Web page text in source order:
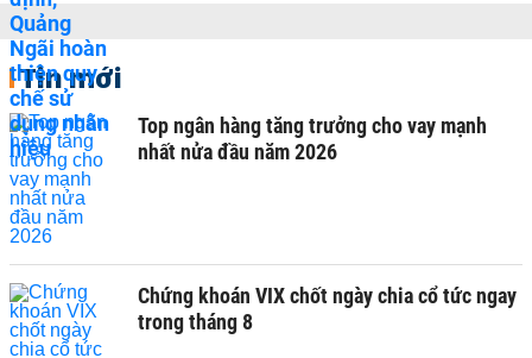
Tin mới
Top ngân hàng tăng trưởng cho vay mạnh
nhất nửa đầu năm 2026
Chứng khoán VIX chốt ngày chia cổ tức ngay
trong tháng 8